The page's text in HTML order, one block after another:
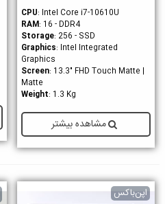
CPU: Intel Core i7-10610U
RAM: 16 - DDR4
Storage: 256 - SSD
Graphics: Intel Integrated
Graphics
Screen: 13.3" FHD Touch Matte |
Matte
Weight: 1.3 Kg
مشاهده بیشتر
اپن‌باکس